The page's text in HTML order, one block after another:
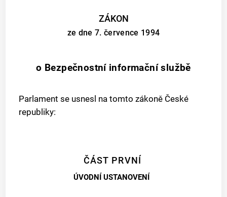
ZÁKON
ze dne 7. července 1994
o Bezpečnostní informační službě
Parlament se usnesl na tomto zákoně České
republiky:
ČÁST PRVNÍ
ÚVODNÍ USTANOVENÍ